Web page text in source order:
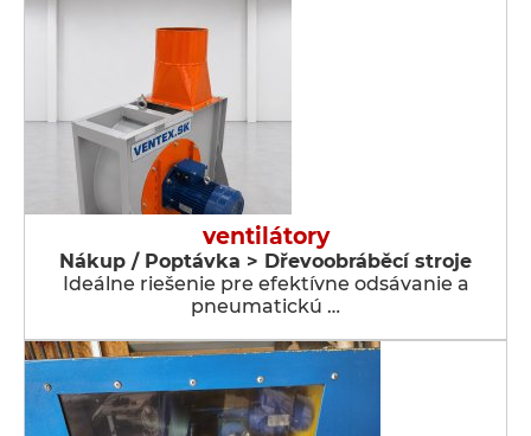
ventilátory
Nákup / Poptávka > Dřevoobráběcí stroje
Ideálne riešenie pre efektívne odsávanie a
pneumatickú …